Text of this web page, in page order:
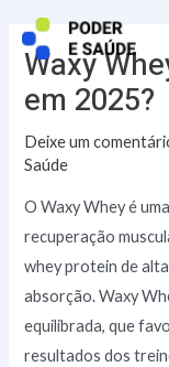
para
conteúdo
Waxy
em 2025?
Deixe um
Saúde
O Waxy Whey é
recuperação
whey protein de
absorção. Waxy
equilibrada, que
resultados dos